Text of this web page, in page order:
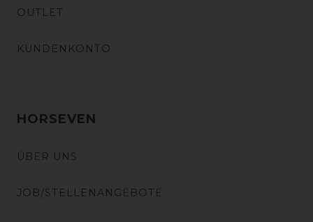
OUTLET
KUNDENKONTO
HORSEVEN
ÜBER UNS
JOB/STELLENANGEBOTE